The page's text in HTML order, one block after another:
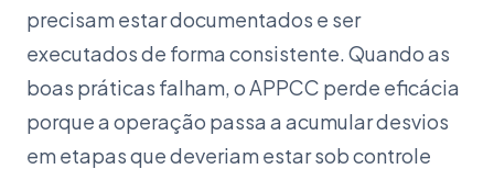
precisam estar documentados e ser
executados de forma consistente. Quando as
boas práticas falham, o APPCC perde eficácia
porque a operação passa a acumular desvios
em etapas que deveriam estar sob controle